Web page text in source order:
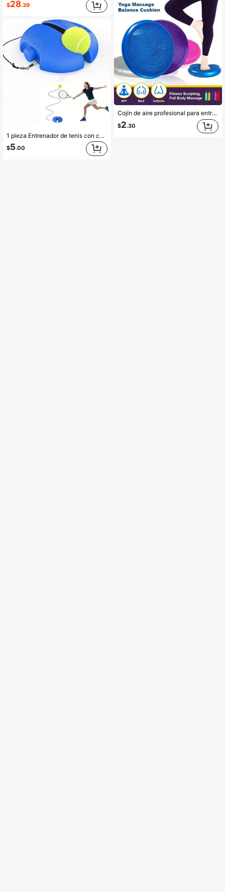
$28.39
1 pieza Entrenador de tenis con cuerda de pelota de rebote, no se necesita pareja, adecuado para práctica de tenis individual, adecuado para entrenamiento en casa/cancha deportiva, cuerda elástica alta que no se caerá, herramienta auxiliar de entrenamiento de tenis, adecuado para adultos/principiantes, base de tenis universal rellenable con agua/arena, forma octagonal/redonda, diseño de tenis azul/naranja/clásico, unisex, regalo de vacaciones, alivio del estrés, artículo esencial de vacaciones, verano, gimnasio, equipo de gimnasio, pérdida de peso, regalos del día del padre
$5.00
Cojín de aire profesional para entrenamiento de yoga, almohadilla de equilibrio de yoga, cojín de asiento de masaje de yoga, almohadilla inflable, disco de equilibrio estable, disco de equilibrio vestibular, cojín tambaleante, disco de equilibrio de núcleo con asiento tambaleante sensorial, entrenador de tobillo con pelota de masaje, anti-caída/grueso/pelota de equilibrio, tamaño del producto aprox. 34CM*34CM (error leve)
$2.30